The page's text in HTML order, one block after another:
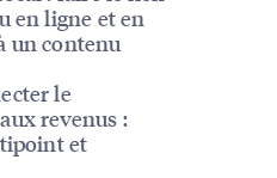
en ligne et en
un contenu
le
revenus :
et